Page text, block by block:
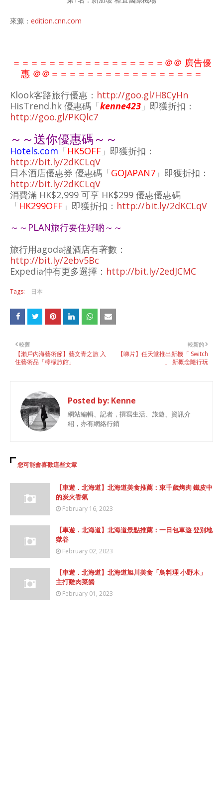
來源： edition.cnn.com
＝＝＝＝＝＝＝＝＝＝＝＝＝＝＝＝＝＠＠ 廣告優
惠 ＠＠ ＝＝＝＝＝＝＝＝＝＝＝ ＝＝＝＝ ＝＝
Klook客路旅行優惠： http://goo.gl/H8CyHn
HisTrend.hk 優惠碼「kenne423 」即獲折扣：
http://goo.gl/PKQlc7
～～送你優惠碼～～
Hotels.com 「HK5OFF 」即獲折扣：
http://bit.ly/2dKCLqV
日本酒店優惠券 優惠碼「GOJAPAN7 」即獲折扣：
http://bit.ly/2dKCLqV
消費滿 HK$2,999 可享 HK$299 優惠優惠碼
「HK299OFF 」即獲折扣： http://bit.ly/2dKCLqV
～～PLAN旅行要住好啲～～
旅行用agoda搵酒店有著數：
http://bit.ly/2ebv5Bc
Expedia仲有更多選擇： http://bit.ly/2edJCMC
Tags: 日本
較新的
【睇片】任天堂推出新機「 Switch
」 新概念隨行玩
較舊
【瀨戶內海藝術節】藝文青之旅 入
住藝術品「檸檬旅館」
Posted by: Kenne
網站編輯、記者，撰寫生活、旅遊、資訊介
紹，亦有網絡行銷
您可能會喜歡這些文章
【車遊．北海道】北海道美食推薦：東千歲烤肉 鐵皮中
的炭火香氣
February 16, 2023
【車遊．北海道】北海道景點推薦：一日包車遊 登別地
獄谷
February 02, 2023
【車遊．北海道】北海道旭川美食「鳥料理 小野木」
主打雞肉菜餚
February 01, 2023